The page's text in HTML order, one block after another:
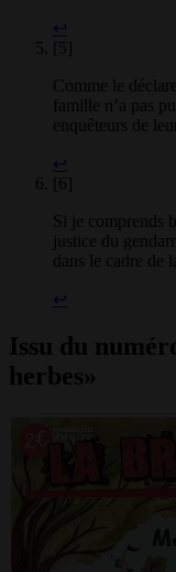
↩
[5]
Comme le
famille n’a pas
enquêteurs de
↩
[6]
Si je comprends
justice du
dans le cadre de
↩
Issu du
herbes»